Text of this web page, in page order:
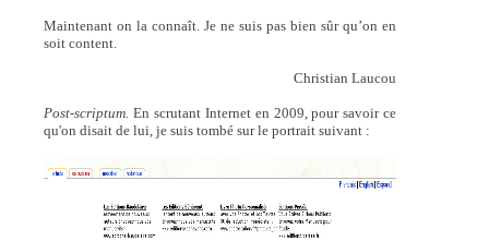
Maintenant on la connaît. Je ne suis pas bien sûr qu’on en
soit content.
Christian Laucou
Post-scriptum. En scrutant Internet en 2009, pour savoir ce
qu'on disait de lui, je suis tombé sur le portrait suivant :